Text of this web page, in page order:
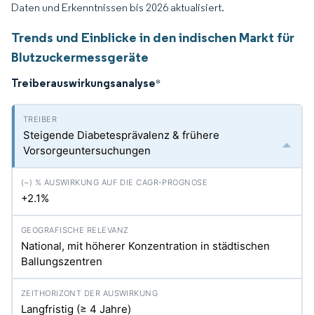
Daten und Erkenntnissen bis 2026 aktualisiert.
Trends und Einblicke in den indischen Markt für
Blutzuckermessgeräte
Treiberauswirkungsanalyse*
Steigende Diabetesprävalenz & frühere
Vorsorgeuntersuchungen
+2.1%
National, mit höherer Konzentration in städtischen
Ballungszentren
Langfristig (≥ 4 Jahre)